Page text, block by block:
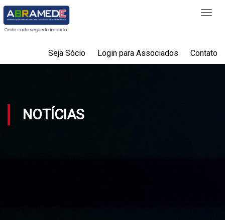
Seja Sócio Login para Associados Contato
NOTÍCIAS